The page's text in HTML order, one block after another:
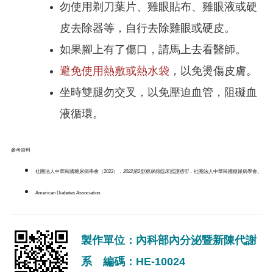
勿使用剃刀葉片、雞眼貼布、雞眼液或硬
皮去除器等，自行去除雞眼或硬皮。
如果腳上有了傷口，請馬上去看醫師。
避免使用熱敷或熱水袋 ，以免燙傷皮膚。
坐時雙腿勿交叉，以免壓迫血管，阻礙血
液循環。
參考資料
社團法人中華民國糖尿病學會（2022）． 2022第2型糖尿病臨床照護指引 ．社團法人中華民國糖尿病學會。
American Diabetes Association.
製作單位：內科部內分泌暨新陳代謝
系 編碼：HE-10024